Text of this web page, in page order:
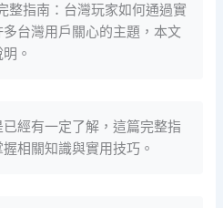
整指南：台灣玩家如何通過實
台灣用戶關心的主題，本文
。
經有一定了解，這篇完整指
相關知識與實用技巧。